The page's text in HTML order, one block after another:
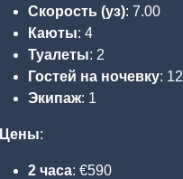
Скорость (уз): 7.00
Каюты: 4
Туалеты: 2
Гостей на ночевку: 12
Экипаж: 1
Цены:
2 часа: €590